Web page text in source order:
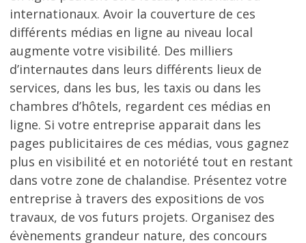
internationaux. Avoir la couverture de ces
différents médias en ligne au niveau local
augmente votre visibilité. Des milliers
d’internautes dans leurs différents lieux de
services, dans les bus, les taxis ou dans les
chambres d’hôtels, regardent ces médias en
ligne. Si votre entreprise apparait dans les
pages publicitaires de ces médias, vous gagnez
plus en visibilité et en notoriété tout en restant
dans votre zone de chalandise. Présentez votre
entreprise à travers des expositions de vos
travaux, de vos futurs projets. Organisez des
évènements grandeur nature, des concours